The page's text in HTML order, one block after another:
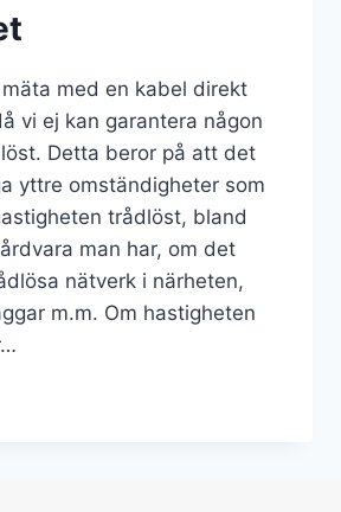
med en kabel direkt
vi ej kan garantera någon
Detta beror på att det
yttre omständigheter som
trådlöst, bland
man har, om det
nätverk i närheten,
m.m. Om hastigheten